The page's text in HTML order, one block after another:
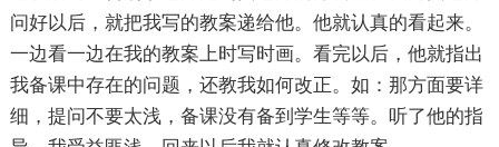
问好以后，就把我写的教案递给他。他就认真的看起来。
一边看一边在我的教案上时写时画。看完以后，他就指出
我备课中存在的问题，还教我如何改正。如：那方面要详
细，提问不要太浅，备课没有备到学生等等。听了他的指